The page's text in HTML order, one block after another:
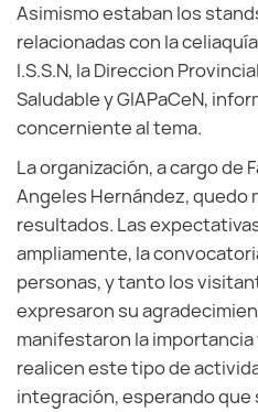
Asimismo estaban los
relacionadas con la
I.S.S.N, la Direccion
Saludable y GIAPaCeN,
concerniente al tema.
La organización, a cargo de
Angeles Hernández, quedo
resultados. Las
ampliamente, la
personas, y tanto los
expresaron su
manifestaron la
realicen este tipo de
integración, esperando que